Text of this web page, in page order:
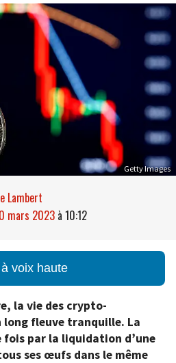
Getty Images
Lambert
mars 2023 à 10:12
voix haute
la vie des crypto-
long fleuve tranquille. La
fois par la liquidation d’une
ses œufs dans le même